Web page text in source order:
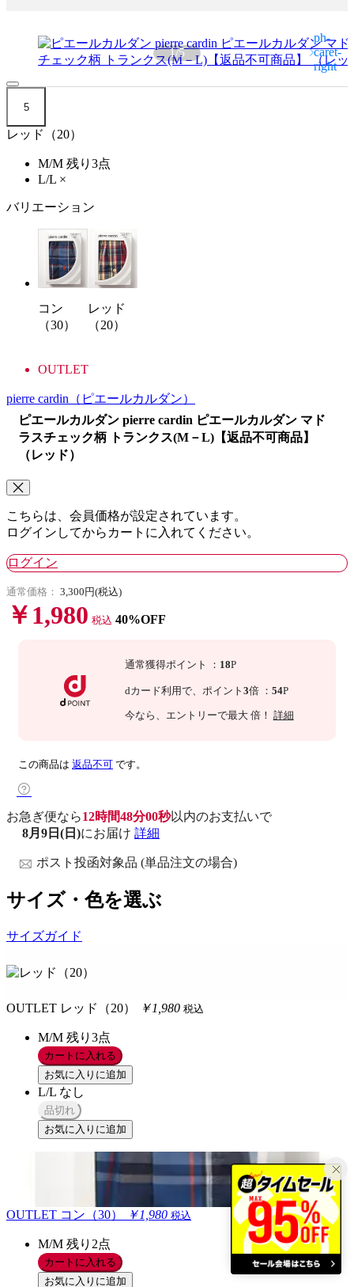
1/5
5
レッド（20）
M/M 残り3点
L/L ×
バリエーション
コン
（30）
レッド
（20）
OUTLET
pierre cardin （ピエールカルダン）
ピエールカルダン pierre cardin ピエールカルダン マド
ラスチェック柄 トランクス(M－L)【返品不可商品】
（レッド）
こちらは、会員価格が設定されています。
ログインしてからカートに入れてください。
ログイン
通常価格： 3,300円(税込)
￥1,980 税込 40%OFF
通常獲得ポイント ： 18P
dカード利用で、 ポイント 3倍 ： 54P
今なら 、エントリーで最大 倍！ 詳細
この商品は 返品不可 です。
お急ぎ便なら12時間47分59秒以内のお支払いで
8月9日(日)にお届け 詳細
ポスト投函対象品 (単品注文の場合)
サイズ・色を選ぶ
サイズガイド
OUTLET レッド（20） ￥1,980 税込
M/M 残り3点
カートに入れる
お気に入りに追加
L/L なし
品切れ
お気に入りに追加
OUTLET コン（30） ￥1,980 税込
M/M 残り2点
カートに入れる
お気に入りに追加